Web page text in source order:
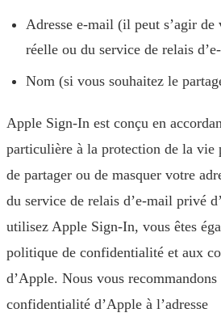
Adresse e-mail (il peut s’agir de
réelle ou du service de relais
Nom (si vous souhaitez le
Apple Sign-In est conçu en
particulière à la protection de la vie
de partager ou de masquer votre
du service de relais d’e-mail privé
utilisez Apple Sign-In, vous êtes
politique de confidentialité et aux
d’Apple. Nous vous
confidentialité d’Apple à l’adresse